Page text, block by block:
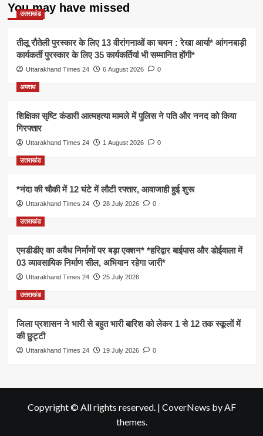
You may have missed
उत्तराखंड
तीलू रौतेली पुरस्कार के लिए 13 वीरांगनाओं का चयन : रेखा आर्या* आंगनबाड़ी
कार्यकर्ती पुरस्कार के लिए 35 कार्यकर्तियां भी सम्मानित होंगी*
Uttarakhand Times 24 6 August 2026 0
अपराध
शिक्षिका सृष्टि कंडारी आत्महत्या मामले में पुलिस ने पति और ननद को किया
गिरफ्तार
Uttarakhand Times 24 1 August 2026 0
उत्तराखंड
*नंदा की चौकी में 12 घंटे में लौटी रफ्तार, आवाजाही हुई शुरू
Uttarakhand Times 24 28 July 2026 0
उत्तराखंड
एमडीडीए का अवैध निर्माणों पर बड़ा एक्शन* *हरिद्वार बाईपास और डोईवाला में
03 व्यावसायिक निर्माण सील, अभियान रहेगा जारी*
Uttarakhand Times 24 25 July 2026
उत्तराखंड
जिला प्रशासन ने भारी से बहुत भारी बारिश को लेकर 1 से 12 तक स्कूलों में
की छुट्टी
Uttarakhand Times 24 19 July 2026 0
Copyright © All rights reserved. | CoverNews by AF
themes.